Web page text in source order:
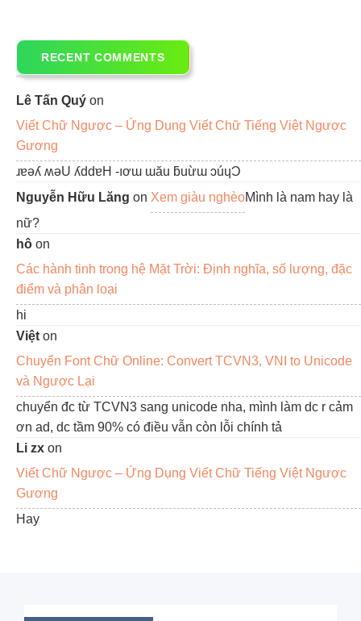
RECENT COMMENTS
Lê Tấn Quý on
Viết Chữ Ngược – Ứng Dụng Viết Chữ Tiếng Việt Ngược
Gương
ɹɐǝʎ ʍǝU ʎddɐH -ıơɯ ɯău ƃuừɯ ɔúɥƆ
Nguyễn Hữu Lăng on Xem giàu nghèoMình là nam hay là
nữ?
hô on
Các hành tinh trong hệ Mặt Trời: Định nghĩa, số lượng, đặc
điểm và phân loại
hi
Việt on
Chuyển Font Chữ Online: Convert TCVN3, VNI to Unicode
và Ngược Lại
chuyển đc từ TCVN3 sang unicode nha, mình làm dc r cảm
ơn ad, dc tầm 90% có điều vẫn còn lỗi chính tả
Li zx on
Viết Chữ Ngược – Ứng Dụng Viết Chữ Tiếng Việt Ngược
Gương
Hay